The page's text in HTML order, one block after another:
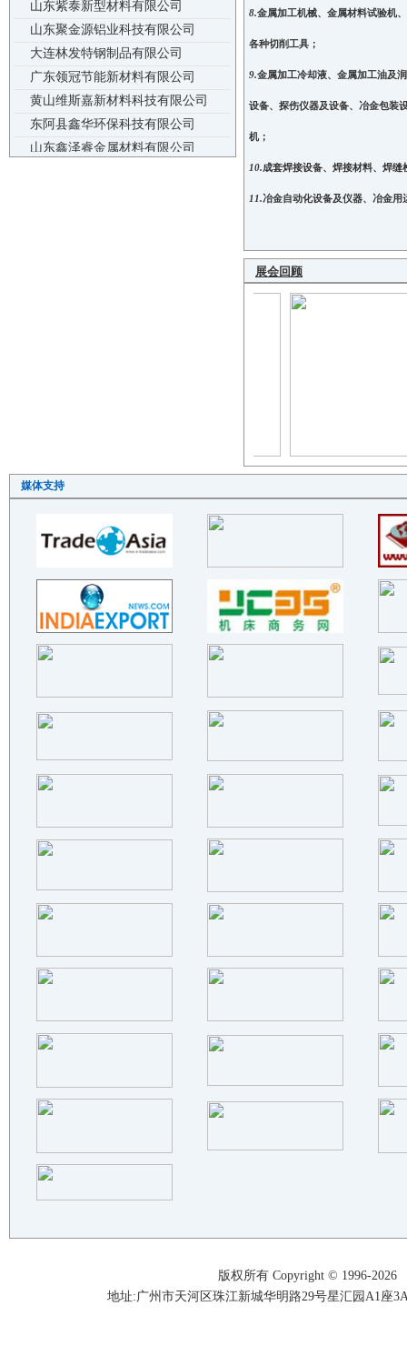
山东聚金源铝业科技有限公司
大连林发特钢制品有限公司
广东领冠节能新材料有限公司
黄山维斯嘉新材料科技有限公司
东阿县鑫华环保科技有限公司
山东鑫泽睿金属材料有限公司
山东匠鑫板业有限公司
成都锐兴环保设备有限公司
广州市盛优家居用品有限公司
潍坊海途机电设备有限公司
山东省博兴县永楷钢铁有限公司
佛山市泓众机械设备有限公司
安徽长中刷业有限公司
山东省博兴县聚龙钢铁涂镀有限..
山东鑫瀚发金属材料有限公司
山东京畅金属制品有限公司
广东跨标建筑科技有限公司
山东睿实金属材料有限公司
山东省博兴县瀚发精密薄板有限..
广州市布鲁斯凯机械有限公司
上海领善机械科技有限公司
山东月阳板业有限公司
山东紫泰新型材料有限公司
山东聚金源铝业科技有限公司
东阿县鑫华环保科技有限公司
8.金属加工机械、金属材料试验机
各种切削工具；
9.金属加工冷却液、金属加工油及
设备、探伤仪器及设备、冶金包装
机；
10.成套焊接设备、焊接材料、焊缝
11.冶金自动化设备及仪器、冶金用
展会回顾
媒体支持
版权所有 Copyright © 1996-2026
地址:广州市天河区珠江新城华明路29号星汇园A1座